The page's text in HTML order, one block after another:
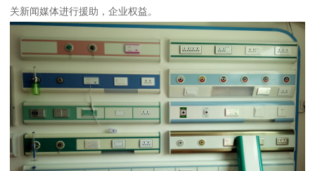
关新闻媒体进行援助，企业权益。